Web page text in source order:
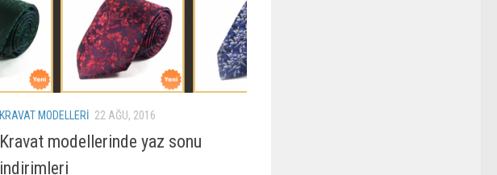
KRAVAT MODELLERI 22 AĞU, 2016
Kravat modellerinde yaz sonu
indirimleri